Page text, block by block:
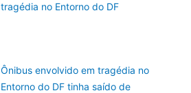
tragédia no Entorno do DF
Ônibus envolvido em tragédia no
Entorno do DF tinha saído de